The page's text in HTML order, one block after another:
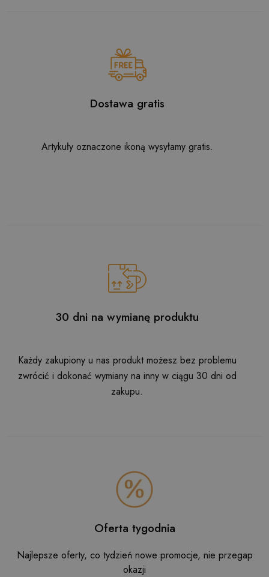
Dostawa gratis
Artykuły oznaczone ikoną wysyłamy gratis.
30 dni na wymianę produktu
Każdy zakupiony u nas produkt możesz bez problemu
zwrócić i dokonać wymiany na inny w ciągu 30 dni od
zakupu.
Oferta tygodnia
Najlepsze oferty, co tydzień nowe promocje, nie przegap
okazji